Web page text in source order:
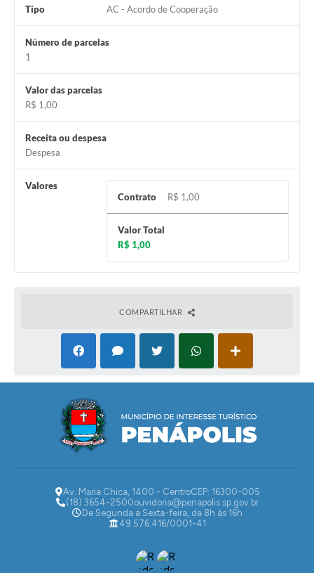
Tipo AC - Acordo de Cooperação
Número de parcelas
1
Valor das parcelas
R$ 1,00
Receita ou despesa
Despesa
Valores
Contrato
R$ 1,00
Valor Total
R$ 1,00
COMPARTILHAR
Av. Maria Chica, 1400 - CentroCEP: 16300-005
(18) 3654-2500ouvidoria@penapolis.sp.gov.br
De Segunda a Sexta-feira, da 8h às 16h
49.576.416/0001-41